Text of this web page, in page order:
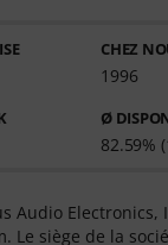
CHEZ
1996
Ø
82.59%
Audio Electronics,
Le siège de la